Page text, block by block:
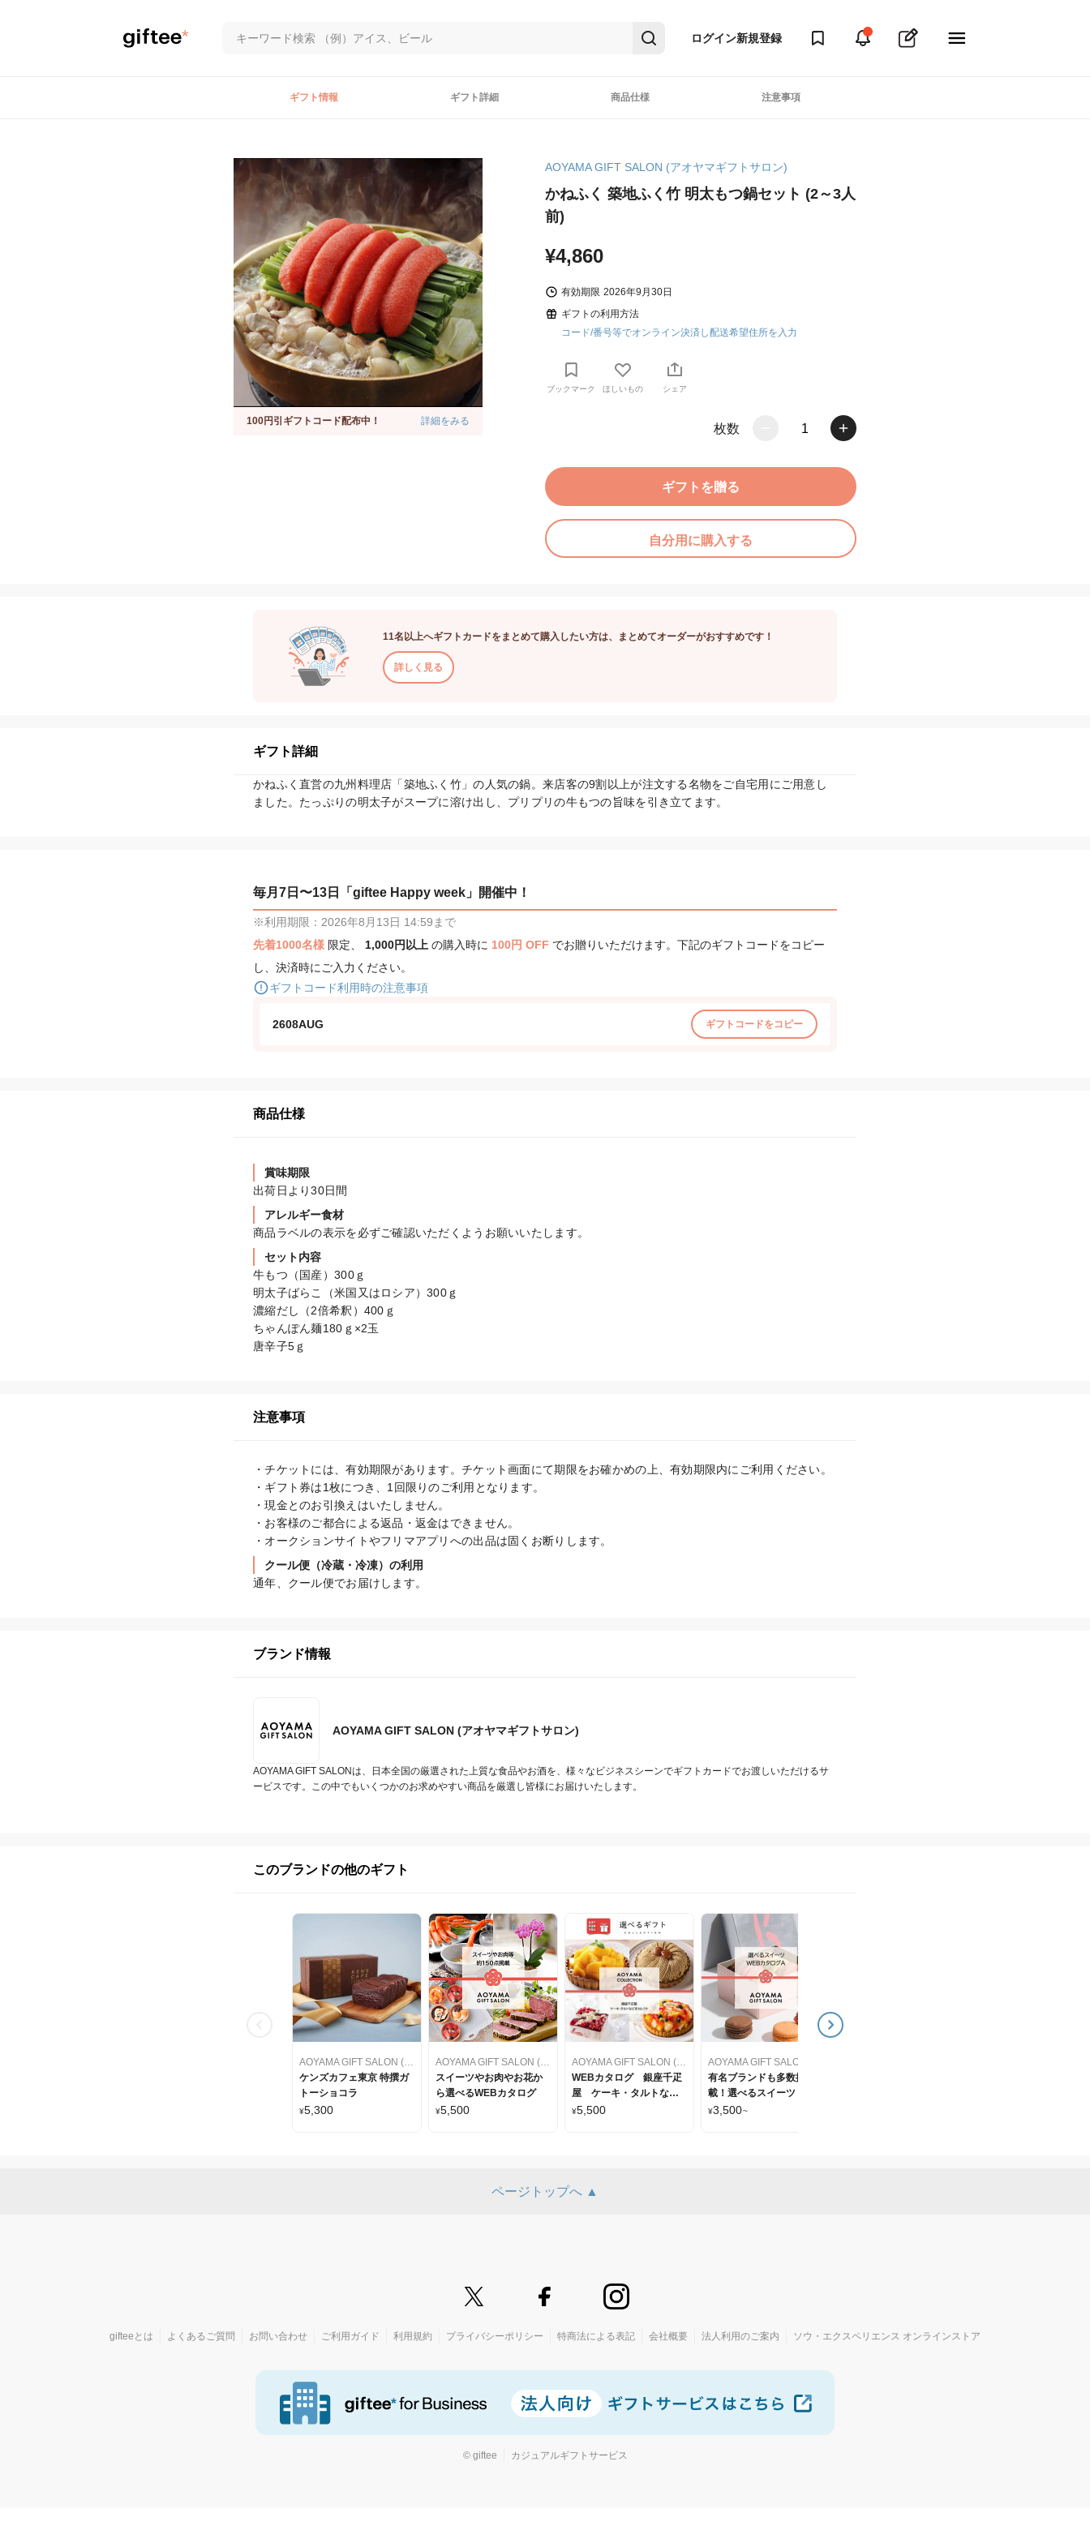
ログイン新規登録
ギフト情報 ギフト詳細 商品仕様 注意事項
100円引ギフトコード配布中！ 詳細をみる
AOYAMA GIFT SALON (アオヤマギフトサロン)
かねふく 築地ふく竹 明太もつ鍋セット (2～3人
前)
¥4,860
有効期限 2026年9月30日
ギフトの利用方法
コード/番号等でオンライン決済し配送希望住所を入力
ブックマーク ほしいもの シェア
枚数 1
ギフトを贈る
自分用に購入する
11名以上へギフトカードをまとめて購入したい方は、まとめてオーダーがおすすめです！
詳しく見る
ギフト詳細
かねふく直営の九州料理店「築地ふく竹」の人気の鍋。来店客の9割以上が注文する名物をご自宅用にご用意し
ました。たっぷりの明太子がスープに溶け出し、プリプリの牛もつの旨味を引き立てます。
毎月7日〜13日「giftee Happy week」開催中！
※利用期限：2026年8月13日 14:59まで
先着1000名様 限定、 1,000円以上 の購入時に 100円 OFF でお贈りいただけます。下記のギフトコードをコピー
し、決済時にご入力ください。
ギフトコード利用時の注意事項
2608AUG ギフトコードをコピー
商品仕様
賞味期限
出荷日より30日間
アレルギー食材
商品ラベルの表示を必ずご確認いただくようお願いいたします。
セット内容
牛もつ（国産）300ｇ
明太子ばらこ（米国又はロシア）300ｇ
濃縮だし（2倍希釈）400ｇ
ちゃんぽん麺180ｇ×2玉
唐辛子5ｇ
注意事項
・チケットには、有効期限があります。チケット画面にて期限をお確かめの上、有効期限内にご利用ください。
・ギフト券は1枚につき、1回限りのご利用となります。
・現金とのお引換えはいたしません。
・お客様のご都合による返品・返金はできません。
・オークションサイトやフリマアプリへの出品は固くお断りします。
クール便（冷蔵・冷凍）の利用
通年、クール便でお届けします。
ブランド情報
AOYAMA GIFT SALON (アオヤマギフトサロン)
AOYAMA GIFT SALONは、日本全国の厳選された上質な食品やお酒を、様々なビジネスシーンでギフトカードでお渡しいただけるサ
ービスです。この中でもいくつかのお求めやすい商品を厳選し皆様にお届けいたします。
このブランドの他のギフト
AOYAMA GIFT SALON (アオヤマギフトサロン)
ケンズカフェ東京 特撰ガ
トーショコラ
¥5,300
AOYAMA GIFT SALON (アオヤマギフトサロン)
スイーツやお肉やお花か
ら選べるWEBカタログ
¥5,500
AOYAMA GIFT SALON (アオヤマギフトサロン)
WEBカタログ 銀座千疋
屋 ケーキ・タルトなど
をセレクト
¥5,500
有名ブランドも多数掲
載！選べるスイーツ WEB
カタログ
¥3,500~
ページトップへ ▲
gifteeとは よくあるご質問 お問い合わせ ご利用ガイド 利用規約 プライバシーポリシー 特商法による表記 会社概要 法人利用のご案内 ソウ・エクスペリエンス オンラインストア
© giftee カジュアルギフトサービス